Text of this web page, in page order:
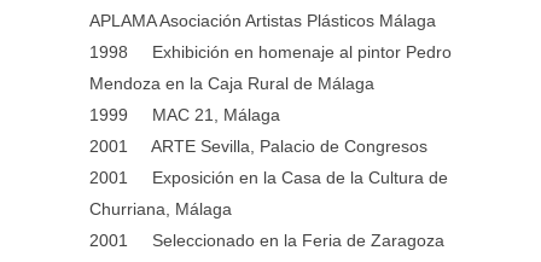
APLAMA Asociación Artistas Plásticos Málaga
1998 Exhibición en homenaje al pintor Pedro
Mendoza en la Caja Rural de Málaga
1999 MAC 21, Málaga
2001 ARTE Sevilla, Palacio de Congresos
2001 Exposición en la Casa de la Cultura de
Churriana, Málaga
2001 Seleccionado en la Feria de Zaragoza